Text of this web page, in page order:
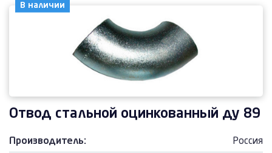
В наличии
Отвод стальной оцинкованный ду 89
Производитель: Россия